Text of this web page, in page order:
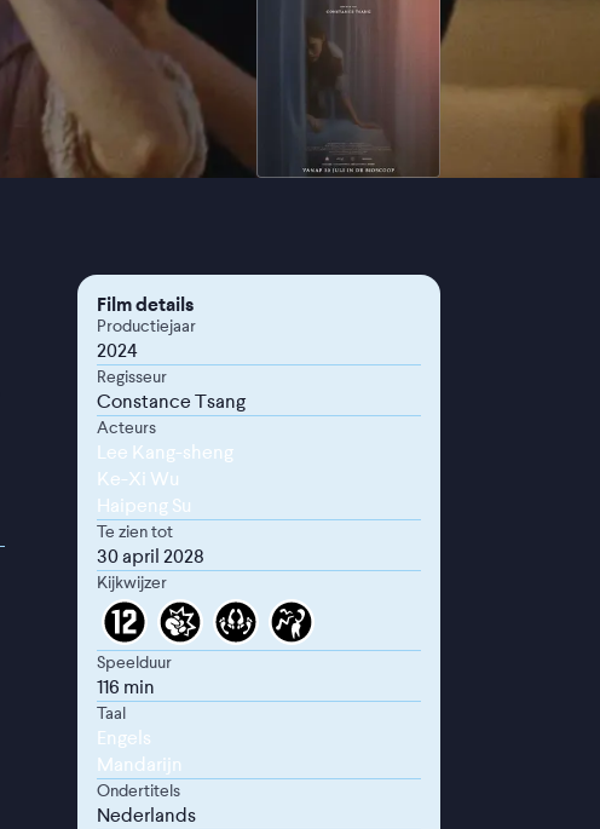
Film details
Productiejaar
2024
Regisseur
Constance Tsang
Acteurs
Lee Kang-sheng
Ke-Xi Wu
Haipeng Su
Te zien tot
30 april 2028
Kijkwijzer
Speelduur
116 min
Taal
Engels
Mandarijn
Ondertitels
Nederlands